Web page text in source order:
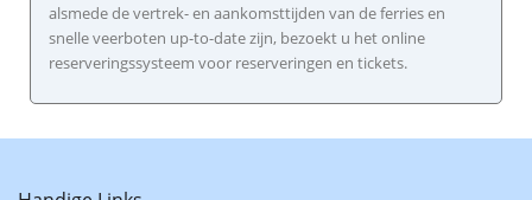
alsmede de vertrek- en aankomsttijden van de ferries en
snelle veerboten up-to-date zijn, bezoekt u het online
reserveringssysteem voor reserveringen en tickets.